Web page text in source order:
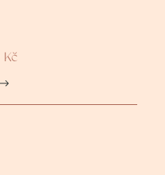
Kč